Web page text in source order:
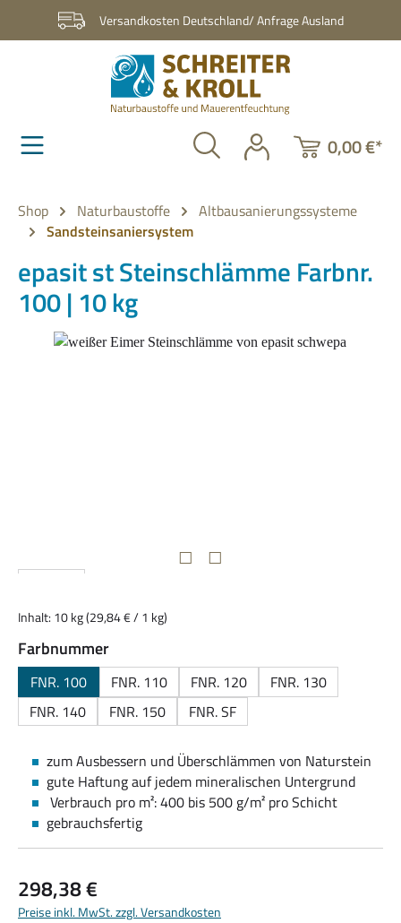
Zum Hauptinhalt springenVersandkosten Deutschland/ Anfrage Ausland
0,00 €*
Shop Naturbaustoffe
Altbausanierungssysteme
Sandsteinsaniersystem
epasit st Steinschlämme Farbnr.
100 | 10 kg
Bildergalerie überspringen
Inhalt: 10 kg(29,84 € / 1 kg)
Farbnummerauswählen
FNR. 100 FNR. 110 FNR. 120
FNR. 130
FNR. 140
FNR. 150 FNR. SF
zum Ausbessern und Überschlämmen von Naturstein
gute Haftung auf jedem mineralischen Untergrund
Verbrauch pro m²: 400 bis 500 g/m² pro Schicht
gebrauchsfertig
Regulärer Preis:
298,38 €
Preise inkl. MwSt. zzgl. Versandkosten